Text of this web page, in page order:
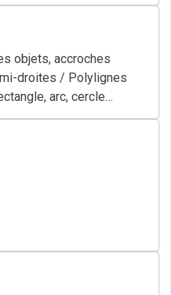
objets, accroches
droites / Polylignes
arc, cercle…